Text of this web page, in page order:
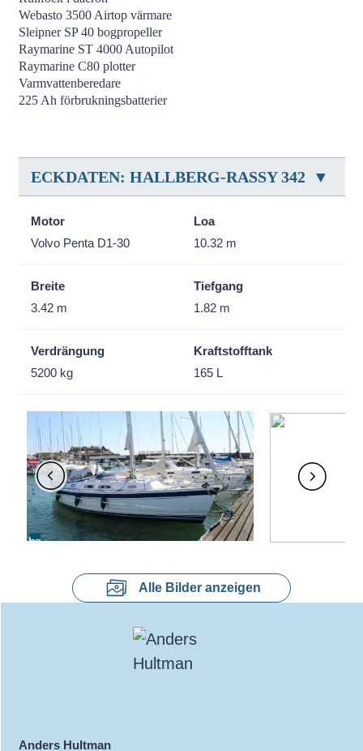
Webasto 3500 Airtop värmare
Sleipner SP 40 bogpropeller
Raymarine ST 4000 Autopilot
Raymarine C80 plotter
Varmvattenberedare
225 Ah förbrukningsbatterier
ECKDATEN: HALLBERG-RASSY 342
Motor
Volvo Penta D1-30
Loa
10.32 m
Breite
3.42 m
Tiefgang
1.82 m
Verdrängung
5200 kg
Kraftstofftank
165 L
Alle Bilder anzeigen
Anders Hultman